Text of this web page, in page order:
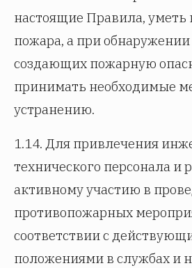
настоящие Правила, уметь
пожара, а при
создающих пожарную
принимать необходимые
устранению.
1.14. Для привлечения
технического персонала и
активному участию в
противопожарных
соответствии с
положениями в службах и